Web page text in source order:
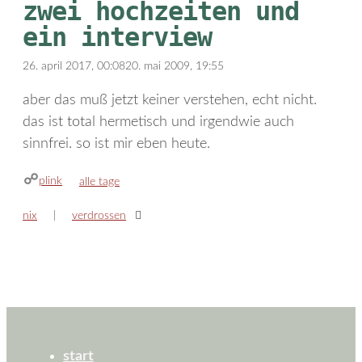
zwei hochzeiten und
ein interview
26. april 2017, 00:0820. mai 2009, 19:55
aber das muß jetzt keiner verstehen, echt nicht.
das ist total hermetisch und irgendwie auch
sinnfrei. so ist mir eben heute.
plink kategorien
alle tage
nix verdrossen
start